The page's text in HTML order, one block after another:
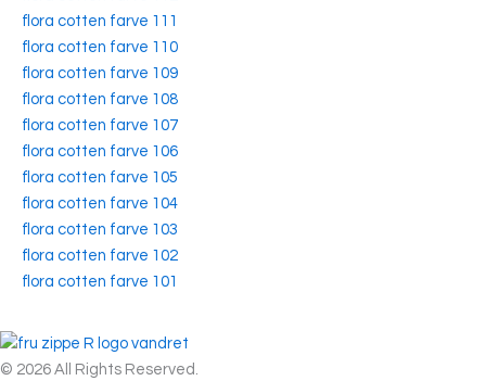
flora cotten farve 111
flora cotten farve 110
flora cotten farve 109
flora cotten farve 108
flora cotten farve 107
flora cotten farve 106
flora cotten farve 105
flora cotten farve 104
flora cotten farve 103
flora cotten farve 102
flora cotten farve 101
© 2026 All Rights Reserved.